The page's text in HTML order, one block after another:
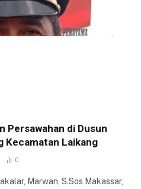
Persawahan di Dusun
Kecamatan Laikang
0
Marwan, S.Sos Makassar,